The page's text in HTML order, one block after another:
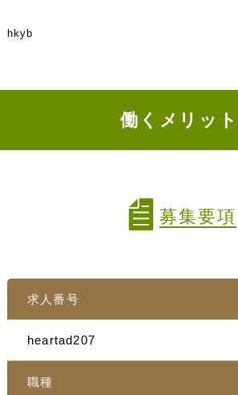
hkyb
働くメリット
募集要項
求人番号
heartad207
職種